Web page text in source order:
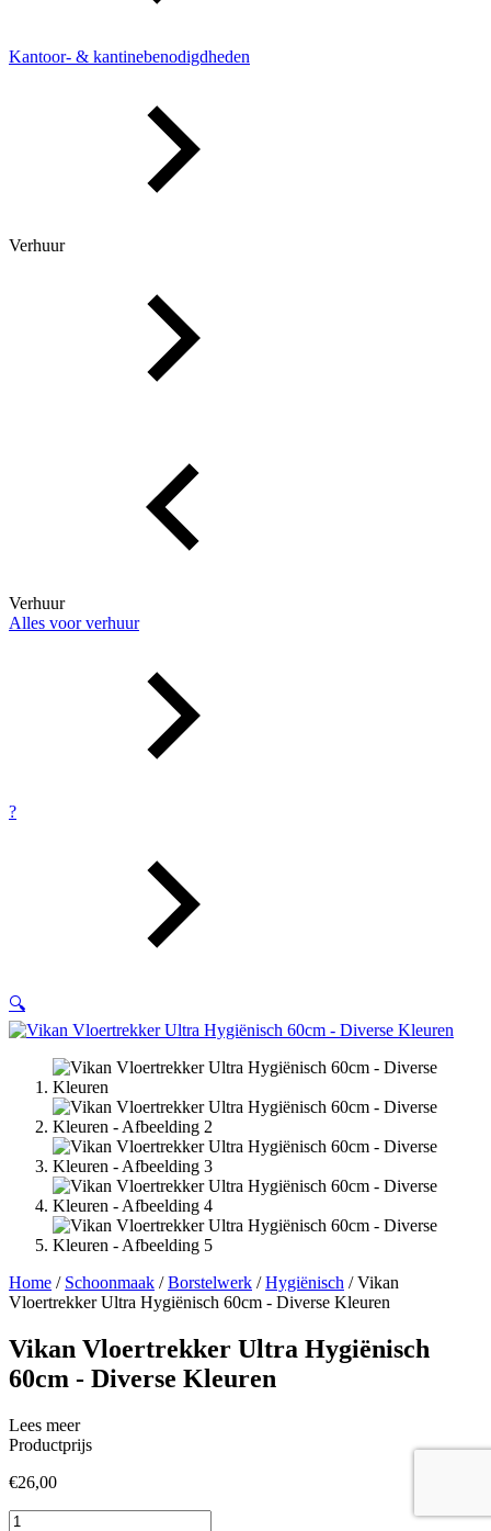
Kantoor- & kantinebenodigdheden
Verhuur
Verhuur
Alles voor verhuur
?
🔍
Home / Schoonmaak /Borstelwerk /Hygiënisch / Vikan
Vloertrekker Ultra Hygiënisch 60cm - Diverse Kleuren
Vikan Vloertrekker Ultra Hygiënisch
60cm - Diverse Kleuren
Lees meer
Productprijs
€26,00
Vikan